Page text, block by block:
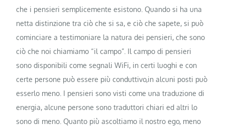
che i pensieri semplicemente esistono. Quando si ha una
netta distinzione tra ciò che si sa, e ciò che sapete, si può
cominciare a testimoniare la natura dei pensieri, che sono
ciò che noi chiamiamo “il campo”. Il campo di pensieri
sono disponibili come segnali WiFi, in certi luoghi e con
certe persone può essere più conduttivo,in alcuni posti può
esserlo meno. I pensieri sono visti come una traduzione di
energia, alcune persone sono traduttori chiari ed altri lo
sono di meno. Quanto più ascoltiamo il nostro ego, meno